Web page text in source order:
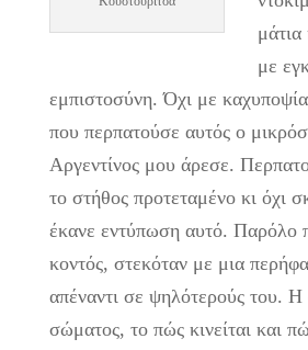
μάτια
με
εμπιστοσύνη. Όχι με
που περπατούσε αυτός ο
Αργεντίνος μου άρεσε.
το στήθος προτεταμένο κι όχι
έκανε εντύπωση αυτό. Παρόλο
κοντός, στεκόταν με μια
απέναντι σε ψηλότερούς του.
σώματος, το πώς κινείται και